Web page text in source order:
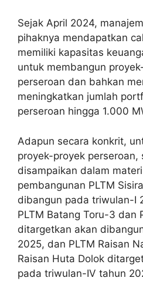
Sejak April 2024,
pihaknya mendapatkan
memiliki kapasitas
untuk membangun
perseroan dan bahkan
meningkatkan jumlah
perseroan hingga 1.000
Adapun secara konkrit,
proyek-proyek perseroan,
disampaikan dalam
pembangunan PLTM
dibangun pada triwulan-I
PLTM Batang Toru-3 dan
ditargetkan akan
2025, dan PLTM Raisan
Raisan Huta Dolok
pada triwulan-IV tahun